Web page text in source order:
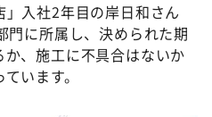
入社2年目の岸日和さん
門に所属し、決められた期
、施工に不具合はないか
います。